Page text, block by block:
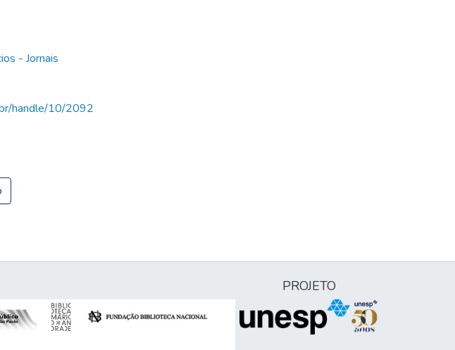
- Jornais
handle/10/2092
PROJETO